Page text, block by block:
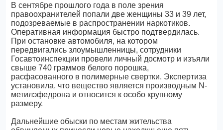
В сентябре прошлого года в поле зрения
правоохранителей попали две женщины 33 и 39 лет,
подозреваемые в распространении наркотиков.
Оперативная информация быстро подтвердилась.
При остановке автомобиля, на котором
передвигались злоумышленницы, сотрудники
Госавтоинспекции провели личный досмотр и изъяли
свыше 740 граммов белого порошка,
расфасованного в полимерные свертки. Экспертиза
установила, что вещество является производным N-
метилэфедрона и относится к особо крупному
размеру.
Дальнейшие обыски по местам жительства